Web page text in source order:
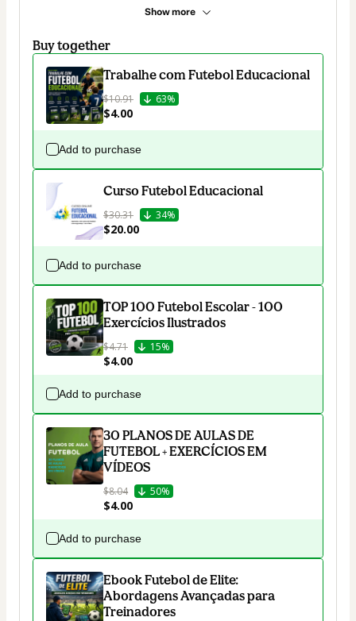
Show more
Buy together
Trabalhe com Futebol Educacional
$10.91 63%
$4.00
Add to purchase
Curso Futebol Educacional
$30.31 34%
$20.00
Add to purchase
TOP 100 Futebol Escolar - 100
Exercícios Ilustrados
$4.71 15%
$4.00
Add to purchase
30 PLANOS DE AULAS DE
FUTEBOL + EXERCÍCIOS EM
VÍDEOS
$8.04 50%
$4.00
Add to purchase
Ebook Futebol de Elite:
Abordagens Avançadas para
Treinadores